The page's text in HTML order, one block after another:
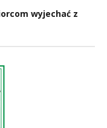
wyjechać z